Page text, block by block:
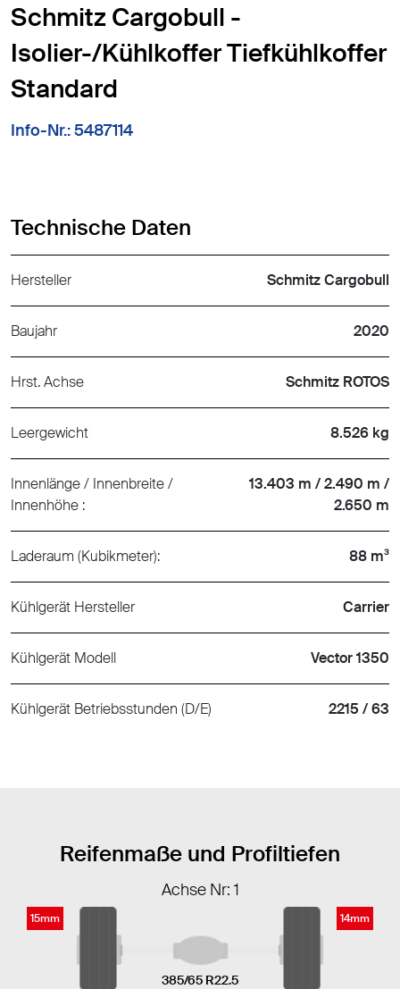
Schmitz Cargobull -
Isolier-/Kühlkoffer Tiefkühlkoffer
Standard
Info-Nr.: 5487114
Technische Daten
Hersteller Schmitz Cargobull
Baujahr 2020
Hrst. Achse Schmitz ROTOS
Leergewicht 8.526 kg
Innenlänge / Innenbreite /
Innenhöhe :
13.403 m / 2.490 m /
2.650 m
Laderaum (Kubikmeter): 88 m³
Kühlgerät Hersteller Carrier
Kühlgerät Modell Vector 1350
Kühlgerät Betriebsstunden (D/E) 2215 / 63
Reifenmaße und Profiltiefen
Achse Nr: 1
15mm
385/65 R22.5
14mm